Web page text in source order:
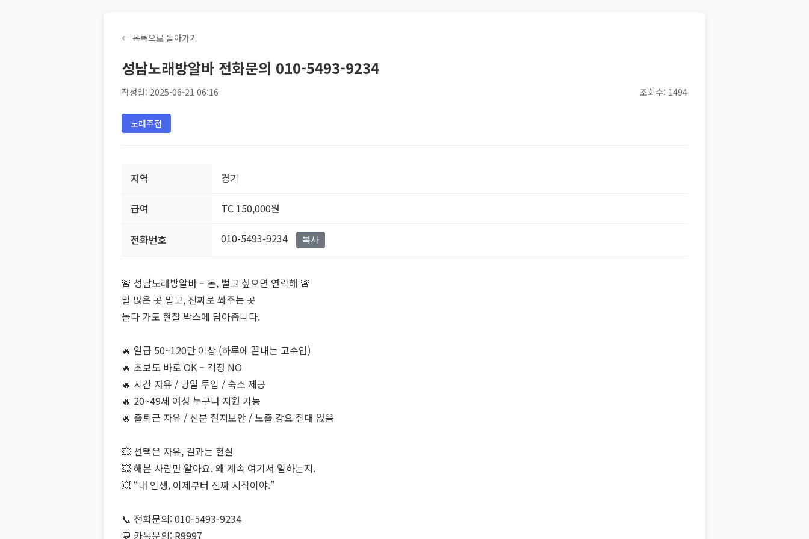
← 목록으로 돌아가기
성남노래방알바 전화문의 010-5493-9234
작성일: 2025-06-21 06:16 조회수: 1494
노래주점
지역 경기
급여 TC 150,000원
전화번호 010-5493-9234 복사
🚨 성남노래방알바 – 돈, 벌고 싶으면 연락해 🚨
말 많은 곳 말고, 진짜로 쏴주는 곳
놀다 가도 현찰 박스에 담아줍니다.
🔥 일급 50~120만 이상 (하루에 끝내는 고수입)
🔥 초보도 바로 OK – 걱정 NO
🔥 시간 자유 / 당일 투입 / 숙소 제공
🔥 20~49세 여성 누구나 지원 가능
🔥 출퇴근 자유 / 신분 철저보안 / 노출 강요 절대 없음
💥 선택은 자유, 결과는 현실
💥 해본 사람만 알아요. 왜 계속 여기서 일하는지.
💥 “내 인생, 이제부터 진짜 시작이야.”
📞 전화문의: 010-5493-9234
💬 카톡문의: R9997